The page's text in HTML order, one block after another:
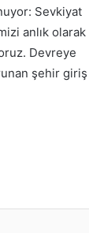
Sevkiyat
anlık olarak
Devreye
şehir giriş